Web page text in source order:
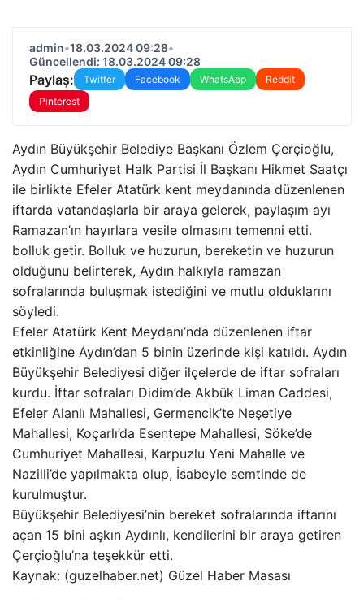
admin•18.03.2024 09:28•
Güncellendi: 18.03.2024 09:28
Paylaş: Twitter Facebook WhatsApp
Reddit
Pinterest
Aydın Büyükşehir Belediye Başkanı Özlem Çerçioğlu,
Aydın Cumhuriyet Halk Partisi İl Başkanı Hikmet Saatçı
ile birlikte Efeler Atatürk kent meydanında düzenlenen
iftarda vatandaşlarla bir araya gelerek, paylaşım ayı
Ramazan’ın hayırlara vesile olmasını temenni etti.
bolluk getir. Bolluk ve huzurun, bereketin ve huzurun
olduğunu belirterek, Aydın halkıyla ramazan
sofralarında buluşmak istediğini ve mutlu olduklarını
söyledi.
Efeler Atatürk Kent Meydanı’nda düzenlenen iftar
etkinliğine Aydın’dan 5 binin üzerinde kişi katıldı. Aydın
Büyükşehir Belediyesi diğer ilçelerde de iftar sofraları
kurdu. İftar sofraları Didim’de Akbük Liman Caddesi,
Efeler Alanlı Mahallesi, Germencik’te Neşetiye
Mahallesi, Koçarlı’da Esentepe Mahallesi, Söke’de
Cumhuriyet Mahallesi, Karpuzlu Yeni Mahalle ve
Nazilli’de yapılmakta olup, İsabeyle semtinde de
kurulmuştur.
Büyükşehir Belediyesi’nin bereket sofralarında iftarını
açan 15 bini aşkın Aydınlı, kendilerini bir araya getiren
Çerçioğlu’na teşekkür etti.
Kaynak: (guzelhaber.net) Güzel Haber Masası